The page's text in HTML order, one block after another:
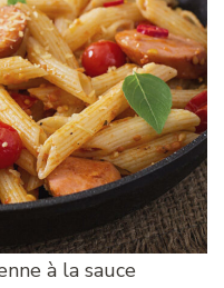
à la sauce